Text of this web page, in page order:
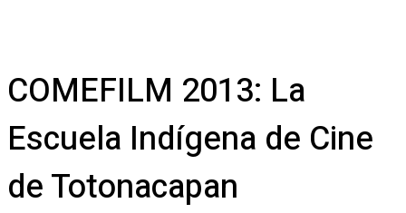
COMEFILM 2013: La
Escuela Indígena de Cine
de Totonacapan